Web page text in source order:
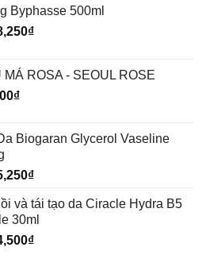
Byphasse 500ml
₫Giá
là:
MÁ ROSA - SEOUL ROSE
₫Giá
là:
Biogaran Glycerol Vaseline
₫Giá
tại
là:
185,250₫.
và tái tạo da Ciracle Hydra B5
30ml
₫Giá